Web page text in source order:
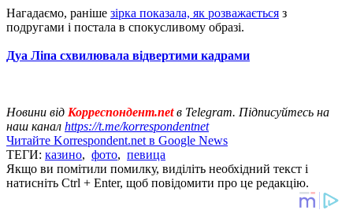
Нагадаємо, раніше зірка показала, як розважається з
подругами і постала в спокусливому образі.
Дуа Ліпа схвилювала відвертими кадрами
Новини від Корреспондент.netв Telegram. Підписуйтесь на
наш канал https://t.me/korrespondentnet
Читайте Korrespondent.net в Google News
ТЕГИ: казино, фото, певица
Якщо ви помітили помилку, виділіть необхідний текст і
натисніть Ctrl + Enter, щоб повідомити про це редакцію.